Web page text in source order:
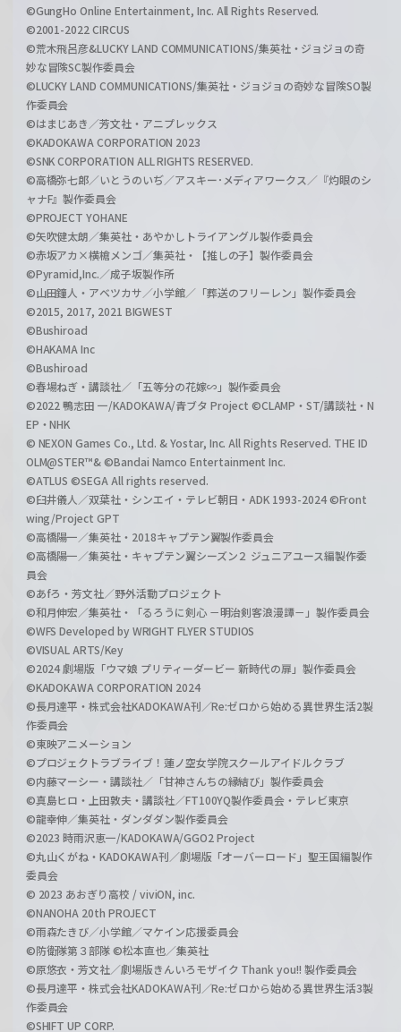
©GungHo Online Entertainment, Inc. All Rights Reserved.
©2001-2022 CIRCUS
©荒木飛呂彦&LUCKY LAND COMMUNICATIONS/集英社・ジョジョの奇
妙な冒険SC製作委員会
©LUCKY LAND COMMUNICATIONS/集英社・ジョジョの奇妙な冒険SO製
作委員会
©はまじあき／芳文社・アニプレックス
©KADOKAWA CORPORATION 2023
©SNK CORPORATION ALL RIGHTS RESERVED.
©高橋弥七郎／いとうのいぢ／アスキー･メディアワークス／『灼眼のシ
ャナF』製作委員会
©PROJECT YOHANE
©矢吹健太朗／集英社・あやかしトライアングル製作委員会
©赤坂アカ×横槍メンゴ／集英社・【推しの子】製作委員会
©Pyramid,Inc.／成子坂製作所
©山田鐘人・アベツカサ／小学館／「葬送のフリーレン」製作委員会
©2015, 2017, 2021 BIGWEST
©Bushiroad
©HAKAMA Inc
©Bushiroad
©春場ねぎ・講談社／「五等分の花嫁∽」製作委員会
©2022 鴨志田 一/KADOKAWA/青ブタ Project ©CLAMP・ST/講談社・N
EP・NHK
© NEXON Games Co., Ltd. & Yostar, Inc. All Rights Reserved. THE ID
OLM@STER™& ©Bandai Namco Entertainment Inc.
©ATLUS ©SEGA All rights reserved.
©臼井儀人／双葉社・シンエイ・テレビ朝日・ADK 1993-2024 ©Front
wing/Project GPT
©高橋陽一／集英社・2018キャプテン翼製作委員会
©高橋陽一／集英社・キャプテン翼シーズン２ ジュニアユース編製作委
員会
©あfろ・芳文社／野外活動プロジェクト
©和月伸宏／集英社・「るろうに剣心 －明治剣客浪漫譚－」製作委員会
©WFS Developed by WRIGHT FLYER STUDIOS
©VISUAL ARTS/Key
©2024 劇場版「ウマ娘 プリティーダービー 新時代の扉」製作委員会
©KADOKAWA CORPORATION 2024
©長月達平・株式会社KADOKAWA刊／Re:ゼロから始める異世界生活2製
作委員会
©東映アニメーション
©プロジェクトラブライブ！蓮ノ空女学院スクールアイドルクラブ
©内藤マーシー・講談社／「甘神さんちの縁結び」製作委員会
©真島ヒロ・上田敦夫・講談社／FT100YQ製作委員会・テレビ東京
©龍幸伸／集英社・ダンダダン製作委員会
©2023 時雨沢恵一/KADOKAWA/GGO2 Project
©丸山くがね・KADOKAWA刊／劇場版「オーバーロード」聖王国編製作
委員会
© 2023 あおぎり高校 / viviON, inc.
©NANOHA 20th PROJECT
©雨森たきび／小学館／マケイン応援委員会
©防衛隊第３部隊 ©松本直也／集英社
©原悠衣・芳文社／劇場版きんいろモザイク Thank you!! 製作委員会
©長月達平・株式会社KADOKAWA刊／Re:ゼロから始める異世界生活3製
作委員会
©SHIFT UP CORP.